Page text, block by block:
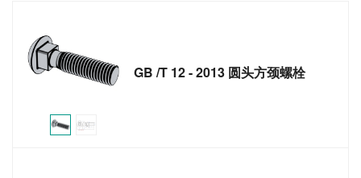
GB /T 12 - 2013 圆头方颈螺栓